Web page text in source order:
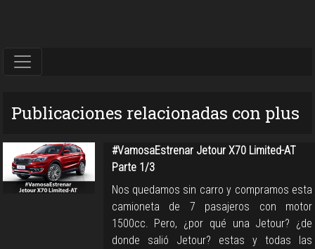
Publicaciones relacionadas con plus
#VamosaEstrenar Jetour X70 Limited-AT
Parte 1/3
Nos quedamos sin carro y compramos esta
camioneta de 7 pasajeros con motor
1500cc. Pero, ¿por qué una Jetour? ¿de
donde salió Jetour? estas y todas las